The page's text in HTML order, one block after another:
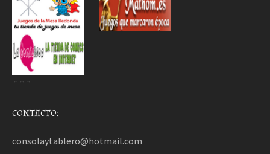
………..
CONTACTO:
consolaytablero@hotmail.com